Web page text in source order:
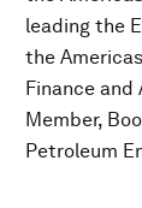
leading the
the
Finance and
Member,
Petroleum